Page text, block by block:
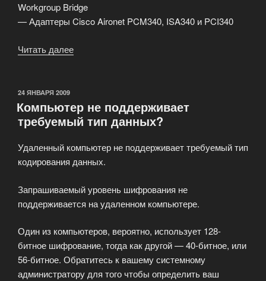
Workgroup Bridge
— Адаптеры Cisco Aironet PCM340, ISA340 и PCI340
Читать далее
Series»
ОПУБЛИКОВАНО
24 ЯНВАРЯ 2009
Компьютер не поддерживает
требуемый тип данных?
Удаленный компьютер не поддерживает требуемый тип
кодирования данных.
Запрашиваемый уровень шифрования не
поддерживается на удаленном компьютере.
Один из компьютеров, вероятно, использует 128-
битное шифрование, тогда как другой — 40-битное, или
56-битное. Обратитесь к вашему системному
администратору для того чтобы определить ваш